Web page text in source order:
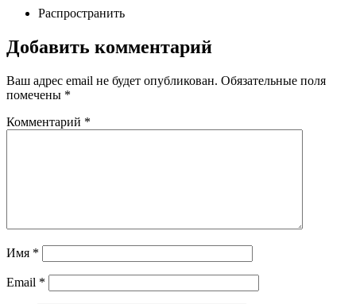
Распространить
Добавить комментарий
Ваш адрес email не будет опубликован. Обязательные поля
помечены *
Комментарий *
Имя *
Email *